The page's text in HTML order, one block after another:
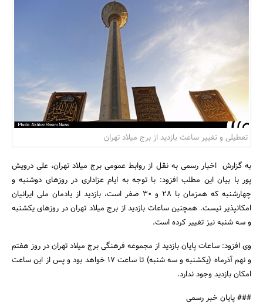
تعطیلی و تغییر ساعت بازدید از برج میلاد تهران
به گزارش اخبار رسمی به نقل از روابط عمومی برج میلاد تهران، علی درویش
پور با بیان این مطلب افزود: با توجه به ایام عزاداری در روزهای دوشنبه و
چهارشنبه که همزمان با 28 و 30 صفر است، بازدید از یادمان ملی ایرانیان
امکانپذیر نیست. همچنین ساعات بازدید از برج میلاد تهران در روزهای یکشنبه
و سه شنبه نیز تغییر کرده است.
وی افزود: ساعات پایان بازدید از مجموعه فرهنگی برج میلاد تهران در روز هفتم
و نهم آذرماه (یکشنبه و سه شنبه) تا ساعت 17 خواهد بود و پس از این ساعت
امکان بازدید وجود ندارد.
### پایان خبر رسمی